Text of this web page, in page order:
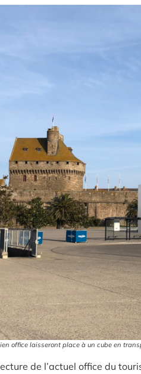
office laisseront place à un cube en
de l’actuel office du